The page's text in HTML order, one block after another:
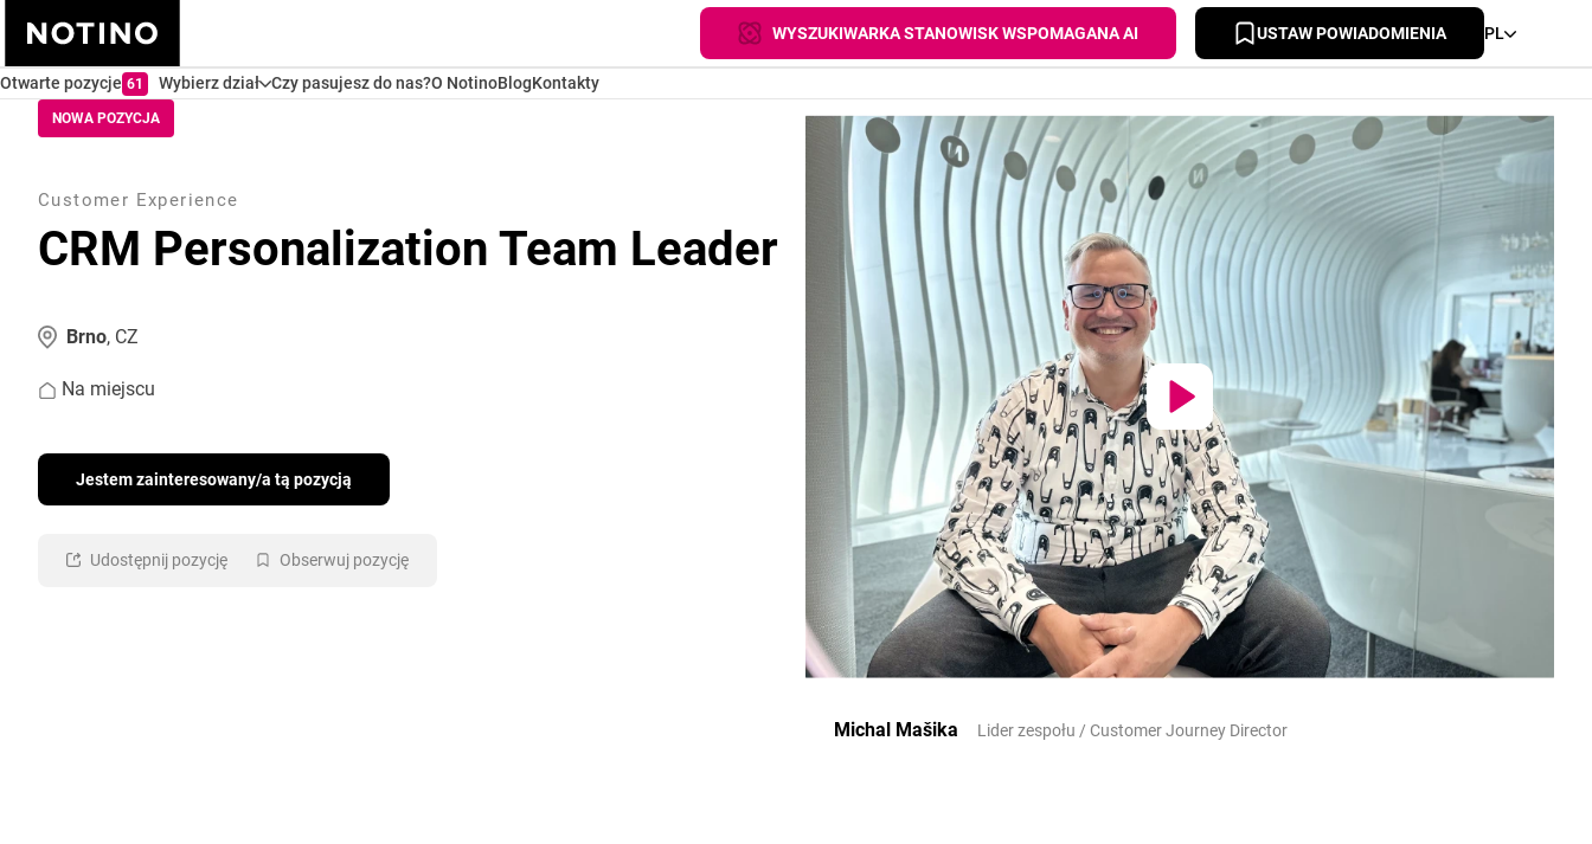
WYSZUKIWARKA STANOWISK WSPOMAGANA AI USTAW POWIADOMIENIA PL
Otwarte pozycje 61 Wybierz dział Czy pasujesz do nas?O NotinoBlogKontakty
NOWA POZYCJA
Customer Experience
CRM Personalization Team Leader
Brno, CZ
Na miejscu
Jestem zainteresowany/a tą pozycją
Udostępnij pozycję Obserwuj pozycję
Michal Mašika Lider zespołu / Customer Journey Director